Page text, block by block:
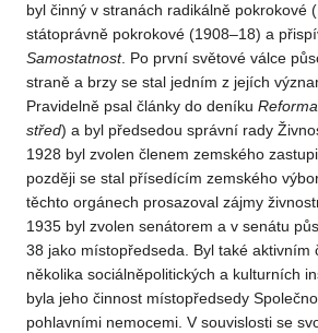
byl činný v stranách radikálně pokrokové
státoprávně pokrokové (1908–18) a
Samostatnost. Po první světové válce
straně a brzy se stal jedním z jejích
Pravidelně psal články do deníku Reforma
střed) a byl předsedou správní rady
1928 byl zvolen členem zemského
později se stal přísedícím zemského
těchto orgánech prosazoval zájmy
1935 byl zvolen senátorem a v senátu
38 jako místopředseda. Byl také aktivním
několika sociálněpolitických a kulturních
byla jeho činnost místopředsedy
pohlavními nemocemi. V souvislosti se